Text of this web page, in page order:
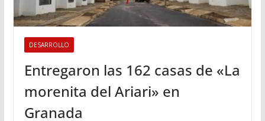
DESARROLLO
Entregaron las 162 casas de «La
morenita del Ariari» en
Granada